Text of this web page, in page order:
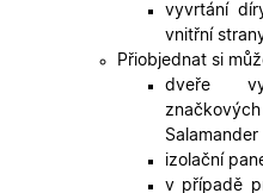
vyvrtání
vnitřní
Přiobjednat si
dveře
značkových
Salamander
izolační
v případě